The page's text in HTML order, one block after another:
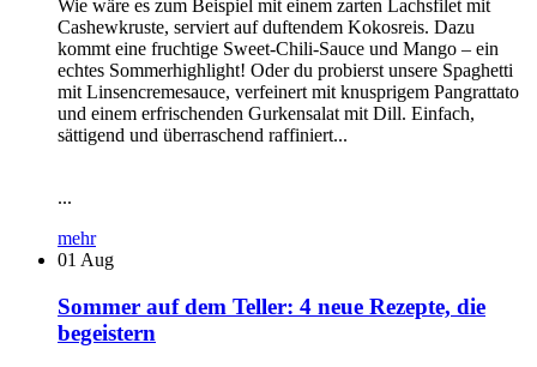
Wie wäre es zum Beispiel mit einem zarten Lachsfilet mit
Cashewkruste, serviert auf duftendem Kokosreis. Dazu
kommt eine fruchtige Sweet-Chili-Sauce und Mango – ein
echtes Sommerhighlight! Oder du probierst unsere Spaghetti
mit Linsencremesauce, verfeinert mit knusprigem Pangrattato
und einem erfrischenden Gurkensalat mit Dill. Einfach,
sättigend und überraschend raffiniert...
...
mehr
01 Aug
Sommer auf dem Teller: 4 neue Rezepte, die
begeistern